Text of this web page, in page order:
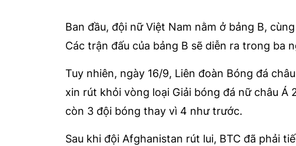
Ban đầu, đội nữ Việt Nam nằm ở bảng B,
Các trận đấu của bảng B sẽ diễn ra trong ba
Tuy nhiên, ngày 16/9, Liên đoàn Bóng đá
xin rút khỏi vòng loại Giải bóng đá nữ châu
còn 3 đội bóng thay vì 4 như trước.
Sau khi đội Afghanistan rút lui, BTC đã phải